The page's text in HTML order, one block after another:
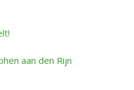
aan den Rijn